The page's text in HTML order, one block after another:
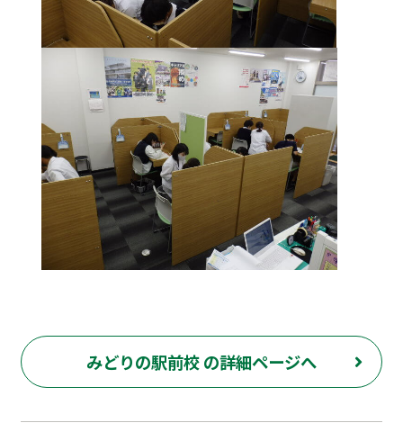
みどりの駅前校 の詳細ページへ